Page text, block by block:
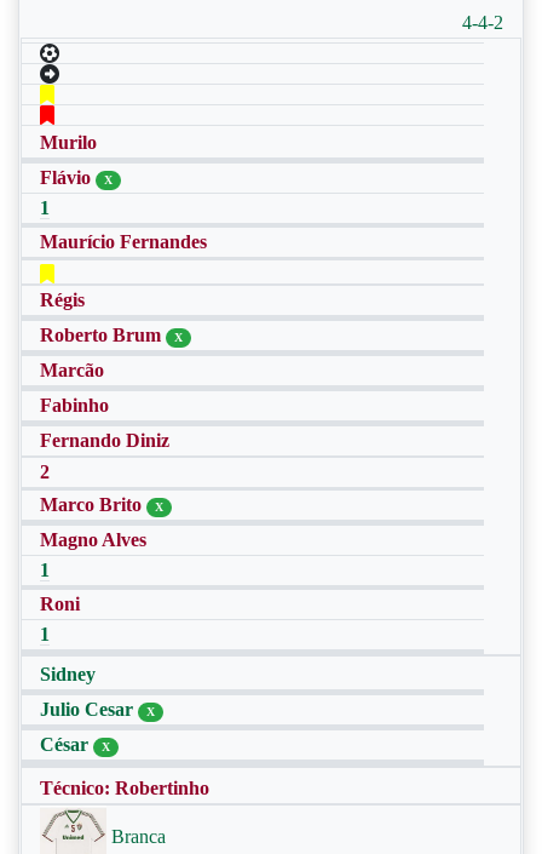
4-4-2
Murilo
Flávio
X
1
Maurício Fernandes
Régis
Roberto Brum
X
Marcão
Fabinho
Fernando Diniz
2
Marco Brito
X
Magno Alves
1
Roni
1
Sidney
Julio Cesar
X
César X
Técnico: Robertinho
Branca